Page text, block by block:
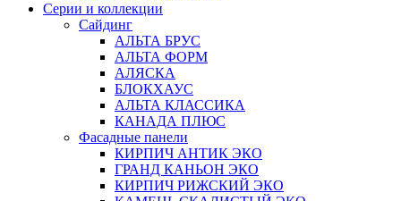
Серии и коллекции
Сайдинг
АЛЬТА БРУС
АЛЬТА ФОРМ
АЛЯСКА
БЛОКХАУС
АЛЬТА КЛАССИКА
КАНАДА ПЛЮС
Фасадные панели
КИРПИЧ АНТИК ЭКО
ГРАНД КАНЬОН ЭКО
КИРПИЧ РИЖСКИЙ ЭКО